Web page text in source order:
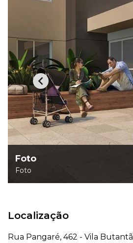
Foto
Foto
Localização
Rua Pangaré, 462 - Vila Butantã